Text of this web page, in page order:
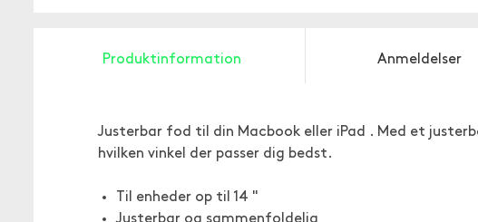
Produktinformation Anmeldelser
Justerbar fod til din Macbook eller iPad . Med et
hvilken vinkel der passer dig bedst.
Til enheder op til 14 "